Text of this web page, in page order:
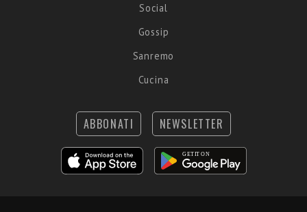
Social
Gossip
Sanremo
Cucina
ABBONATI NEWSLETTER